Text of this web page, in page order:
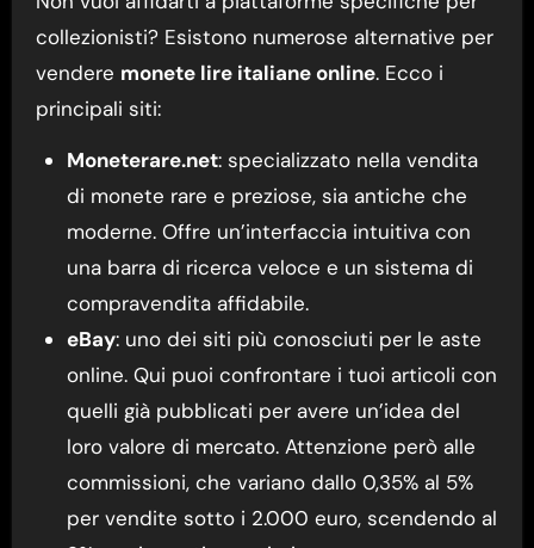
collezionisti? Esistono numerose alternative per
vendere monete lire italiane online. Ecco i
principali siti:
Moneterare.net: specializzato nella vendita
di monete rare e preziose, sia antiche che
moderne. Offre un’interfaccia intuitiva con
una barra di ricerca veloce e un sistema di
compravendita affidabile.
eBay: uno dei siti più conosciuti per le aste
online. Qui puoi confrontare i tuoi articoli con
quelli già pubblicati per avere un’idea del
loro valore di mercato. Attenzione però alle
commissioni, che variano dallo 0,35% al 5%
per vendite sotto i 2.000 euro, scendendo al